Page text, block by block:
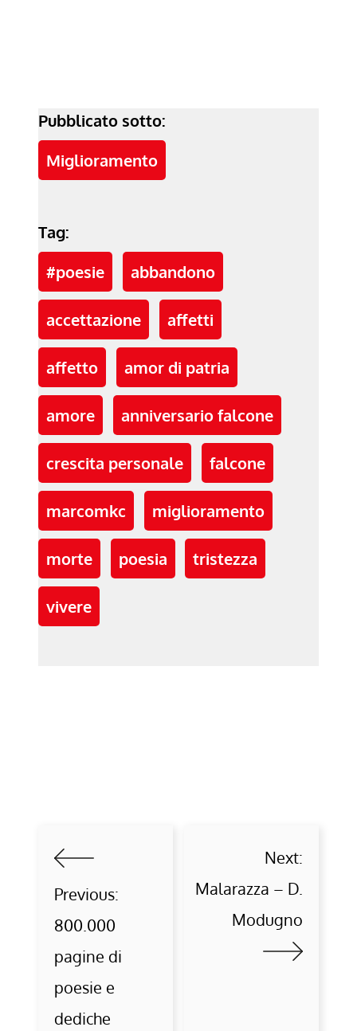
Pubblicato sotto:
Miglioramento
Tag:
#poesie
abbandono
accettazione affetti
affetto amor di patria
amore anniversario falcone
crescita personale falcone
marcomkc miglioramento
morte poesia tristezza
vivere
Previous:
800.000
pagine di
poesie e
dediche
Next:
Malarazza – D.
Modugno